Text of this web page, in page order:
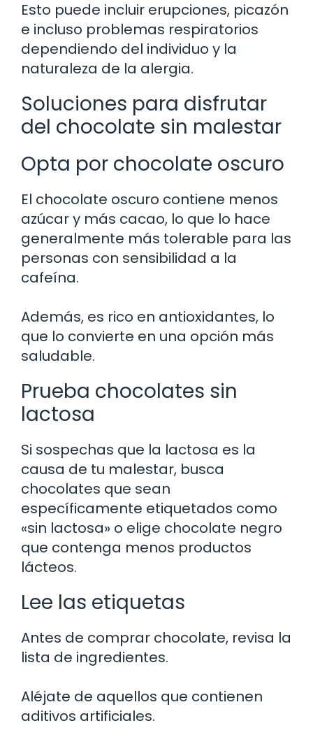
Esto puede incluir erupciones, picazón
e incluso problemas respiratorios
dependiendo del individuo y la
naturaleza de la alergia.
Soluciones para disfrutar
del chocolate sin malestar
Opta por chocolate oscuro
El chocolate oscuro contiene menos
azúcar y más cacao, lo que lo hace
generalmente más tolerable para las
personas con sensibilidad a la
cafeína.
Además, es rico en antioxidantes, lo
que lo convierte en una opción más
saludable.
Prueba chocolates sin
lactosa
Si sospechas que la lactosa es la
causa de tu malestar, busca
chocolates que sean
específicamente etiquetados como
«sin lactosa» o elige chocolate negro
que contenga menos productos
lácteos.
Lee las etiquetas
Antes de comprar chocolate, revisa la
lista de ingredientes.
Aléjate de aquellos que contienen
aditivos artificiales.